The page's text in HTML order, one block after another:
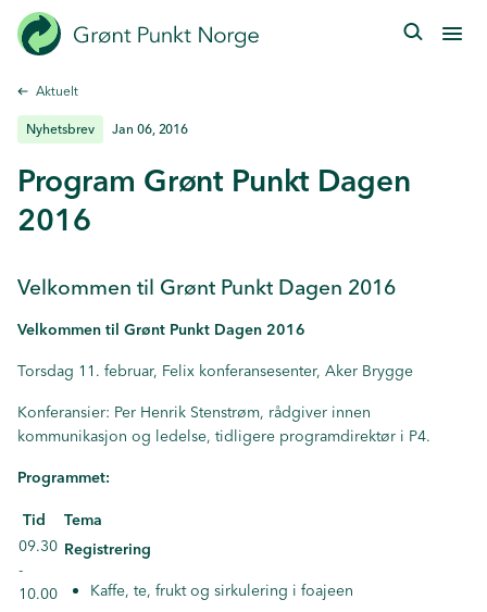
Hopp
til
Aktuelt
Nyhetsbrev Jan 06, 2016
Program Grønt Punkt Dagen
2016
Velkommen til Grønt Punkt Dagen 2016
Velkommen til Grønt Punkt Dagen 2016
Torsdag 11. februar, Felix konferansesenter, Aker Brygge
Konferansier: Per Henrik Stenstrøm, rådgiver innen
kommunikasjon og ledelse, tidligere programdirektør i P4.
Programmet:
Tid
Tema
09.30
-
10.00
Registrering
Kaffe, te, frukt og sirkulering i foajeen